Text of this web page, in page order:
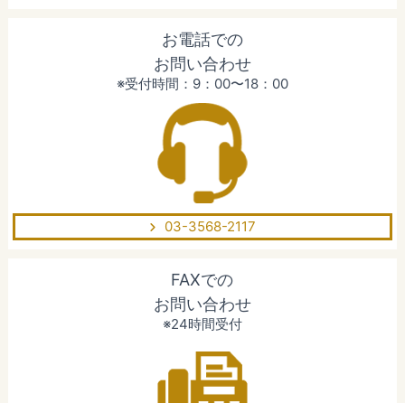
お電話での
お問い合わせ
※受付時間：9：00〜18：00
03-3568-2117
FAXでの
お問い合わせ
※24時間受付